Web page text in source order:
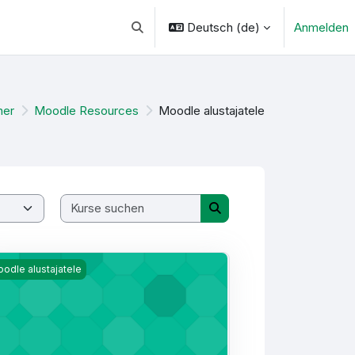
Sucheingabe umschalten
Deutsch ‎(de)‎ Anmelden
Moodle Resources Moodle alustajatele
Kurse suchen
Kurse suchen
- M. Sauga
alustajatele